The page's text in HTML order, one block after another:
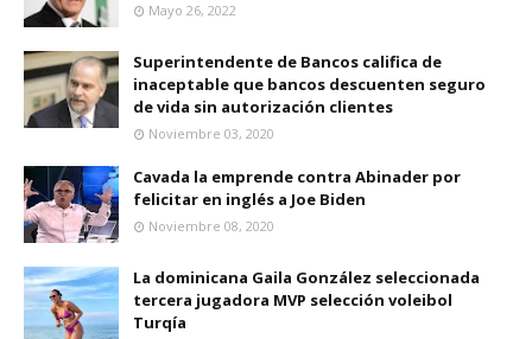
Mayo 26, 2022
Superintendente de Bancos califica de
inaceptable que bancos descuenten seguro
de vida sin autorización clientes
Noviembre 03, 2020
Cavada la emprende contra Abinader por
felicitar en inglés a Joe Biden
Noviembre 08, 2020
La dominicana Gaila González seleccionada
tercera jugadora MVP selección voleibol
Turqía